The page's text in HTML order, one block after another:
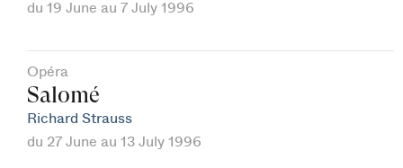
du 19 June au 7 July 1996
Opéra
Salomé
Richard Strauss
du 27 June au 13 July 1996